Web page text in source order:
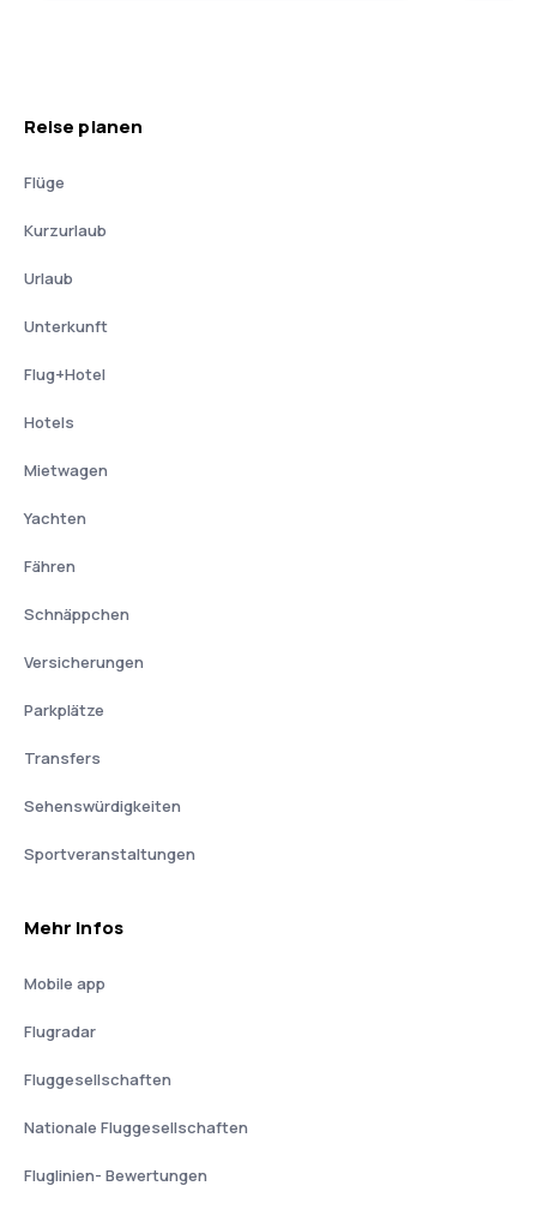
Reise planen
Flüge
Kurzurlaub
Urlaub
Unterkunft
Flug+Hotel
Hotels
Mietwagen
Yachten
Fähren
Schnäppchen
Versicherungen
Parkplätze
Transfers
Sehenswürdigkeiten
Sportveranstaltungen
Mehr Infos
Mobile app
Flugradar
Fluggesellschaften
Nationale Fluggesellschaften
Fluglinien- Bewertungen